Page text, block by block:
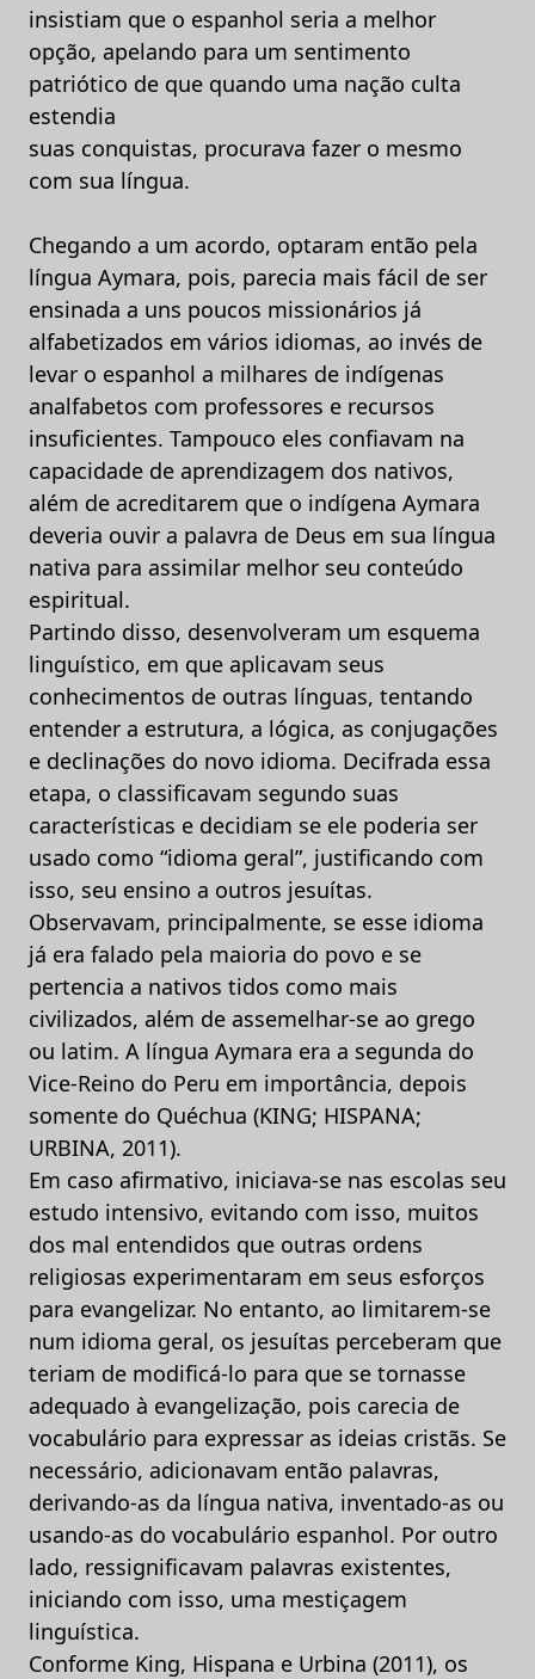
insistiam que o espanhol seria a melhor
opção, apelando para um sentimento
patriótico de que quando uma nação culta
estendia
suas conquistas, procurava fazer o mesmo
com sua língua.
Chegando a um acordo, optaram então pela
língua Aymara, pois, parecia mais fácil de ser
ensinada a uns poucos missionários já
alfabetizados em vários idiomas, ao invés de
levar o espanhol a milhares de indígenas
analfabetos com professores e recursos
insuficientes. Tampouco eles confiavam na
capacidade de aprendizagem dos nativos,
além de acreditarem que o indígena Aymara
deveria ouvir a palavra de Deus em sua língua
nativa para assimilar melhor seu conteúdo
espiritual.
Partindo disso, desenvolveram um esquema
linguístico, em que aplicavam seus
conhecimentos de outras línguas, tentando
entender a estrutura, a lógica, as conjugações
e declinações do novo idioma. Decifrada essa
etapa, o classificavam segundo suas
características e decidiam se ele poderia ser
usado como “idioma geral”, justificando com
isso, seu ensino a outros jesuítas.
Observavam, principalmente, se esse idioma
já era falado pela maioria do povo e se
pertencia a nativos tidos como mais
civilizados, além de assemelhar-se ao grego
ou latim. A língua Aymara era a segunda do
Vice-Reino do Peru em importância, depois
somente do Quéchua (KING; HISPANA;
URBINA, 2011).
Em caso afirmativo, iniciava-se nas escolas seu
estudo intensivo, evitando com isso, muitos
dos mal entendidos que outras ordens
religiosas experimentaram em seus esforços
para evangelizar. No entanto, ao limitarem-se
num idioma geral, os jesuítas perceberam que
teriam de modificá-lo para que se tornasse
adequado à evangelização, pois carecia de
vocabulário para expressar as ideias cristãs. Se
necessário, adicionavam então palavras,
derivando-as da língua nativa, inventado-as ou
usando-as do vocabulário espanhol. Por outro
lado, ressignificavam palavras existentes,
iniciando com isso, uma mestiçagem
linguística.
Conforme King, Hispana e Urbina (2011), os